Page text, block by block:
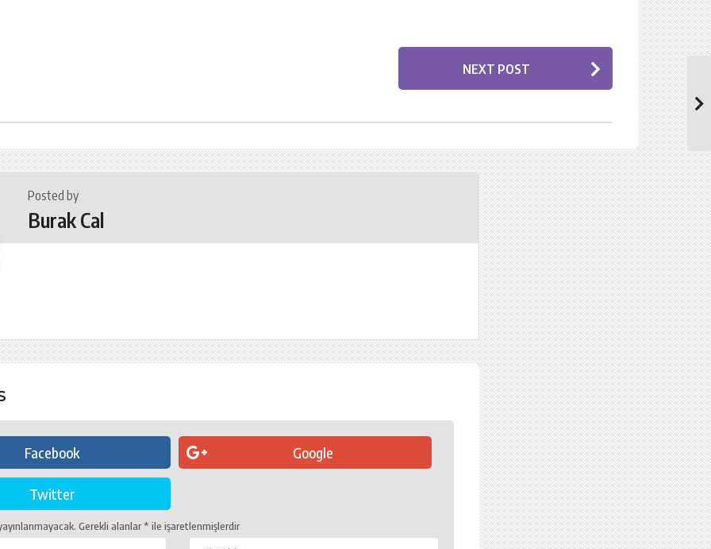
NEXT POST
Posted by
Burak Cal
Facebook Google
Twitter
Gerekli alanlar* ile işaretlenmişlerdir